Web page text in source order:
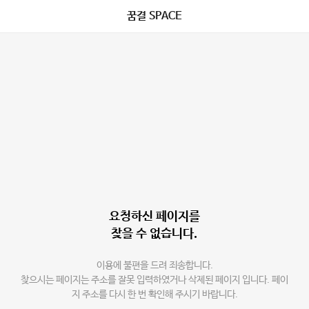
꿈결 SPACE
요청하신 페이지를
찾을 수 없습니다.
이용에 불편을 드려 죄송합니다.
찾으시는 페이지는 주소를 잘못 입력하였거나 삭제된 페이지 입니다. 페이
지 주소를 다시 한 번 확인해 주시기 바랍니다.